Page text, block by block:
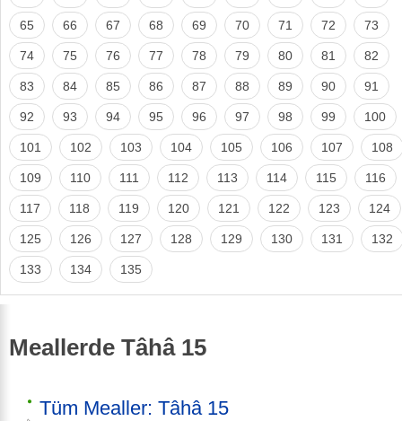
65 66 67 68 69 70 71 72 73
74 75 76 77 78 79 80 81 82
83 84 85 86 87 88 89 90 91
92 93 94 95 96 97 98 99 100
101 102 103 104 105 106 107 108
109 110 111 112 113 114 115 116
117 118 119 120 121 122 123 124
125 126 127 128 129 130 131 132
133 134 135
Meallerde Tâhâ 15
Tüm Mealler: Tâhâ 15